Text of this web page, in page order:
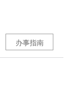
办事指南